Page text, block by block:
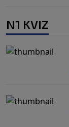
N1 KVIZ